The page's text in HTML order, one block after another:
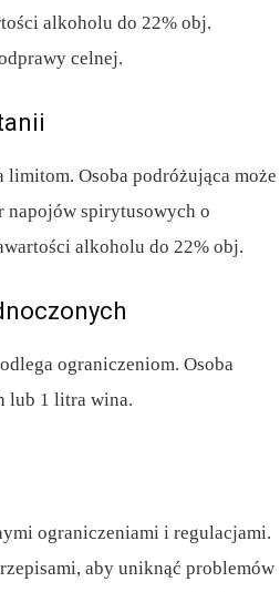
alkoholu do 22% obj.
celnej.
Osoba podróżująca może
spirytusowych o
alkoholu do 22% obj.
ograniczeniom. Osoba
lub 1 litra wina.
ograniczeniami i regulacjami.
aby uniknąć problemów